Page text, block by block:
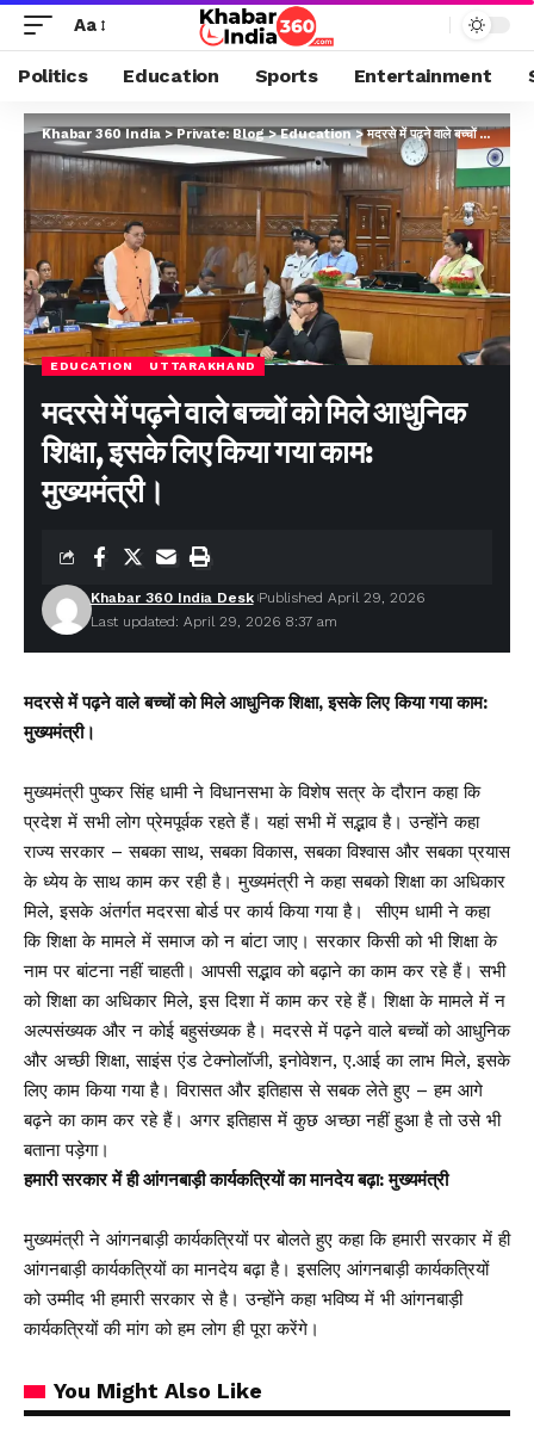
Aa
Politics Education Sports Entertainment
Khabar 360 India > Private: Blog>Education>मदरसे में पढ़ने वाले बच्चों को मिले आधुनिक शिक्षा, इसके लिए किया गया काम: मुख्यमंत्री।
EDUCATION UTTARAKHAND
मदरसे में पढ़ने वाले बच्चों को मिले आधुनिक
शिक्षा, इसके लिए किया गया काम:
मुख्यमंत्री।
Last updated: April 29, 2026 8:37 am
Khabar 360 India Desk Published April 29, 2026
मदरसे में पढ़ने वाले बच्चों को मिले आधुनिक शिक्षा, इसके लिए किया गया काम:
मुख्यमंत्री।
मुख्यमंत्री पुष्कर सिंह धामी ने विधानसभा के विशेष सत्र के दौरान कहा कि
प्रदेश में सभी लोग प्रेमपूर्वक रहते हैं। यहां सभी में सद्भाव है। उन्होंने कहा
राज्य सरकार – सबका साथ, सबका विकास, सबका विश्वास और सबका प्रयास
के ध्येय के साथ काम कर रही है। मुख्यमंत्री ने कहा सबको शिक्षा का अधिकार
मिले, इसके अंतर्गत मदरसा बोर्ड पर कार्य किया गया है। सीएम धामी ने कहा
कि शिक्षा के मामले में समाज को न बांटा जाए। सरकार किसी को भी शिक्षा के
नाम पर बांटना नहीं चाहती। आपसी सद्भाव को बढ़ाने का काम कर रहे हैं। सभी
को शिक्षा का अधिकार मिले, इस दिशा में काम कर रहे हैं। शिक्षा के मामले में न
अल्पसंख्यक और न कोई बहुसंख्यक है। मदरसे में पढ़ने वाले बच्चों को आधुनिक
और अच्छी शिक्षा, साइंस एंड टेक्नोलॉजी, इनोवेशन, ए.आई का लाभ मिले, इसके
लिए काम किया गया है। विरासत और इतिहास से सबक लेते हुए – हम आगे
बढ़ने का काम कर रहे हैं। अगर इतिहास में कुछ अच्छा नहीं हुआ है तो उसे भी
बताना पड़ेगा।
हमारी सरकार में ही आंगनबाड़ी कार्यकत्रियों का मानदेय बढ़ा: मुख्यमंत्री
मुख्यमंत्री ने आंगनबाड़ी कार्यकत्रियों पर बोलते हुए कहा कि हमारी सरकार में ही
आंगनबाड़ी कार्यकत्रियों का मानदेय बढ़ा है। इसलिए आंगनबाड़ी कार्यकत्रियों
को उम्मीद भी हमारी सरकार से है। उन्होंने कहा भविष्य में भी आंगनबाड़ी
कार्यकत्रियों की मांग को हम लोग ही पूरा करेंगे।
You Might Also Like